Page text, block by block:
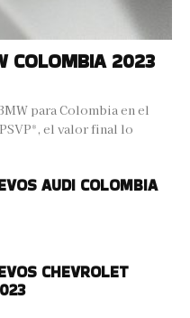
COLOMBIA 2023
para Colombia en el
el valor final lo
AUDI COLOMBIA
CHEVROLET